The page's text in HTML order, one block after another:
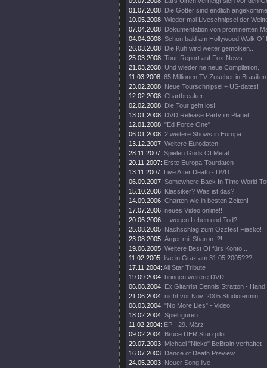
01.07.2008: Die Götter sind endlich
10.05.2008: Wieder mal Liveschnipsel der
07.04.2008: Dokumentation von prominenten
04.04.2008: Schon bald am Hollywood Walk Of
26.03.2008: Die Kuh wird weiter gemolken..
25.03.2008: Tour-Report auf Fox-News
21.03.2008: Und wieder ne neue Compilation.
11.03.2008: 65 Millionen TV-Zuseher in
23.02.2008: Neue Tourschnipsel + US-dates!
12.02.2008: Chartbreaker
02.02.2008: Die Tour geht los!
13.01.2008: DVD Release Party im Planet
12.01.2008: "Ed Force One"
06.01.2008: 2 weitere Shows in Europa
13.12.2007: Weitere Eurodaten
28.11.2007: Spielen Gods Of Metal
20.11.2007: Erste Europa-Tourdaten
13.11.2007: Live After Death - DVD
06.09.2007: Somewhere Back In Time World
15.10.2006: Klassiker? Was ist das?
14.09.2006: Charten wie in besten Zeiten!
17.07.2006: neues Video online!!!
20.06.2006:
...wegen Leben und Tod?
25.08.2005: Nachschlag zum Ozzfest Fiasko!
23.08.2005: Ärger mit Sharon !?!
19.06.2005: Weitere Best Of fürs Konto...
11.02.2005: live in Graz am 31.05.2005???
17.11.2004: All Star Tribute
19.09.2004: bringen weitere DVD
06.08.2004: Ex Gitarrist Dennis Stratton -
21.06.2004: nicht vor Nov. 2005 Studiotermin
08.03.2004: "No More Lies" - Video
18.02.2004: Spielfiguren
11.02.2004: EP - 29. März
09.02.2004: Bruce DER Sturzpilot
29.07.2003: Michael "Nicko" BcBrain verhaftet
16.07.2003: Dance of Death Preview
24.05.2003: Neuer Song live